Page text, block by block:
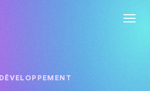
DÉVELOPPEMENT